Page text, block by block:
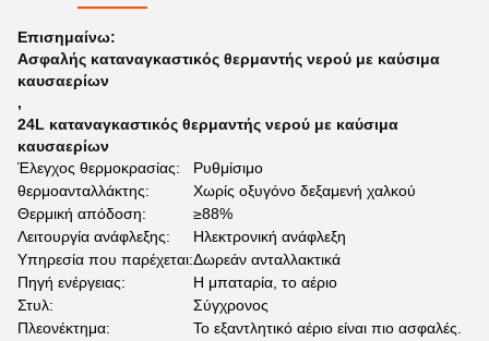
Επισημαίνω:
Ασφαλής καταναγκαστικός θερμαντής νερού με καύσιμα
καυσαερίων
,
24L καταναγκαστικός θερμαντής νερού με καύσιμα
καυσαερίων
Έλεγχος θερμοκρασίας:
Ρυθμίσιμο
θερμοανταλλάκτης:
Χωρίς οξυγόνο δεξαμενή χαλκού
Θερμική απόδοση:
≥88%
Λειτουργία ανάφλεξης:
Ηλεκτρονική ανάφλεξη
Υπηρεσία που παρέχεται:Δωρεάν ανταλλακτικά
Πηγή ενέργειας:
Η μπαταρία, το αέριο
Στυλ:
Σύγχρονος
Πλεονέκτημα:
Το εξαντλητικό αέριο είναι πιο ασφαλές.